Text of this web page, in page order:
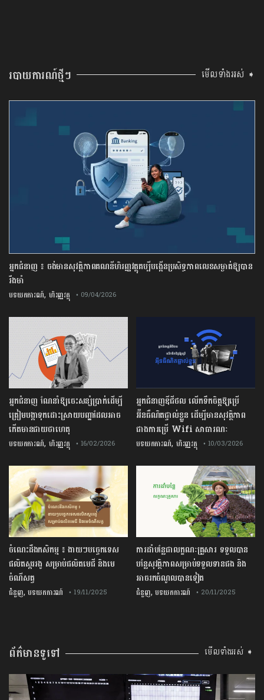
របាយការណ៍ថ្មីៗ មើលទាំងអស់ ➧
អ្នកជំនាញ ៖ ចង់មានសុវត្ថិភាពគណនីហិរញ្ញវត្ថុគប្បីបង្កើនប្រសិទ្ធភាពលេខសម្ងាត់ឱ្យបាន
រឹងមាំ
បទយកការណ៍, ហិរញ្ញវត្ថុ • 09/04/2026
អ្នកជំនាញឌីជីថល លើកទឹកចិត្តឱ្យប្រើ
អ៊ីនធឺណិតផ្ទាល់ខ្លួន ដើម្បីមានសុវត្ថិភាព
ជាងការប្រើ Wifi​ សាធារណៈ
បទយកការណ៍, ហិរញ្ញវត្ថុ • 10/03/2026
អ្នកជំនាញ ណែនាំឱ្យចេះសន្សំប្រាក់ដើម្បី
ត្រៀមបង្កាទុកដោះស្រាយបញ្ហាដែលអាច
កើតមានជាយថាហេតុ
បទយកការណ៍, ហិរញ្ញវត្ថុ • 16/02/2026
ការដាំបន្លែជាលក្ខណៈគ្រួសារ ទទួលបាន
បន្លែសុវត្ថិភាពសម្រាប់ទទួលទានផង និង
អាចរកចំណូលបានទៀត
ជំនួញ,បទយកការណ៍ • 20/11/2025
ចំណេះដឹងកសិកម្ម ៖ ងាយៗបច្ចេកទេស
ផលិតស្កររងូ សម្រាប់ផលិតមេជី និងមេ
ចំណីសត្វ
ជំនួញ,បទយកការណ៍ • 19/11/2025
ព័ត៌មានទូទៅ មើលទាំងអស់ ➧